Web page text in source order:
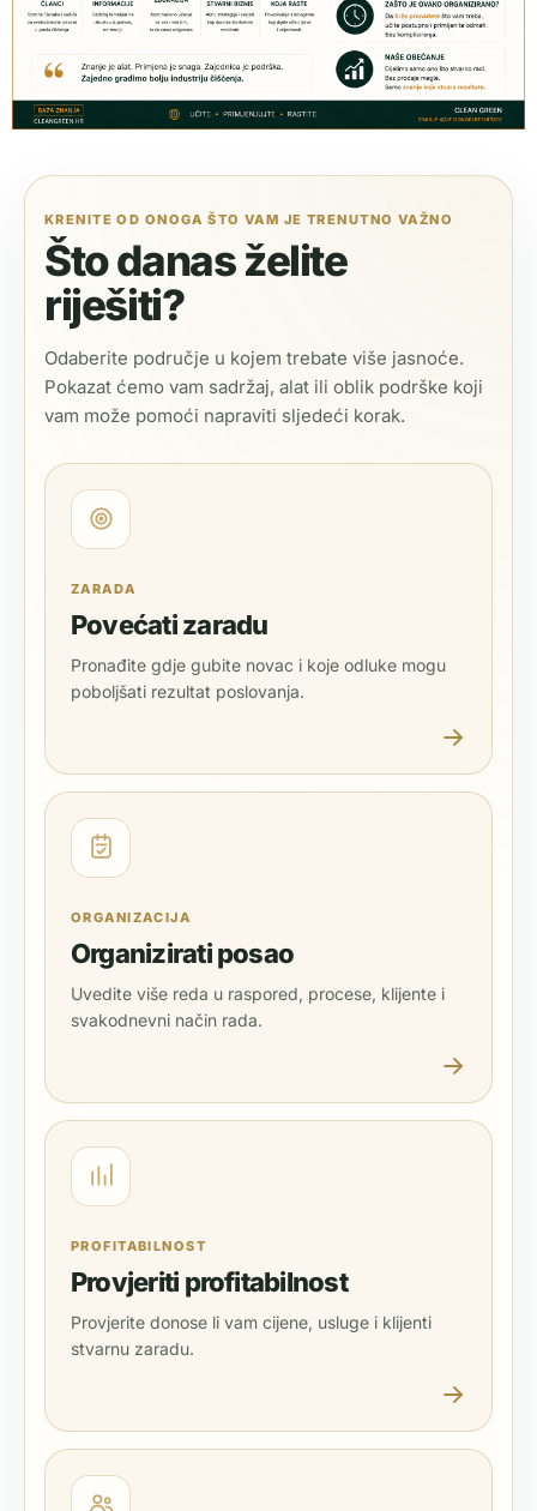
KRENITE OD ONOGA ŠTO VAM JE TRENUTNO VAŽNO
Što danas želite
riješiti?
Odaberite područje u kojem trebate više jasnoće.
Pokazat ćemo vam sadržaj, alat ili oblik podrške koji
vam može pomoći napraviti sljedeći korak.
ZARADA
Povećati zaradu
Pronađite gdje gubite novac i koje odluke mogu
poboljšati rezultat poslovanja.
ORGANIZACIJA
Organizirati posao
Uvedite više reda u raspored, procese, klijente i
svakodnevni način rada.
PROFITABILNOST
Provjeriti profitabilnost
Provjerite donose li vam cijene, usluge i klijenti
stvarnu zaradu.